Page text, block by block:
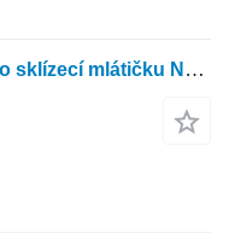
Spridare Boss Rekond 12250 pro sklízecí mlátičku New Holland